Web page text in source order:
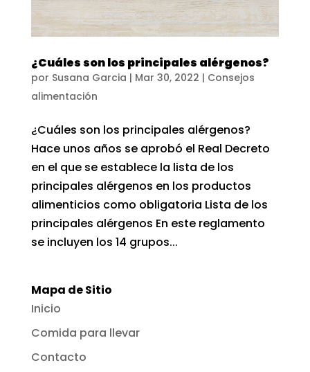
¿Cuáles son los principales alérgenos?
por Susana Garcia | Mar 30, 2022 | Consejos
alimentación
¿Cuáles son los principales alérgenos?
Hace unos años se aprobó el Real Decreto
en el que se establece la lista de los
principales alérgenos en los productos
alimenticios como obligatoria Lista de los
principales alérgenos En este reglamento
se incluyen los 14 grupos...
Mapa de Sitio
Inicio
Comida para llevar
Contacto